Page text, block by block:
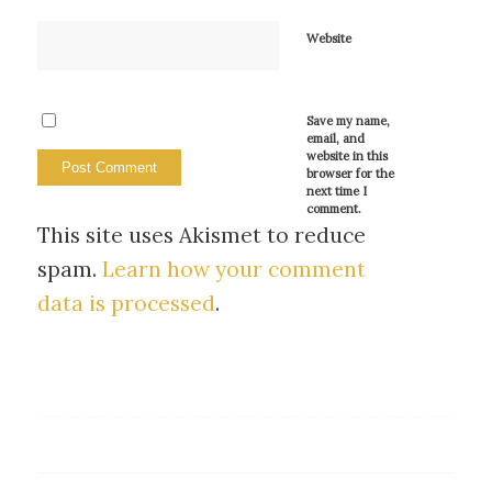
Website
Save my name,
email, and
website in this
browser for the
next time I
comment.
This site uses Akismet to reduce
spam. Learn how your comment
data is processed.